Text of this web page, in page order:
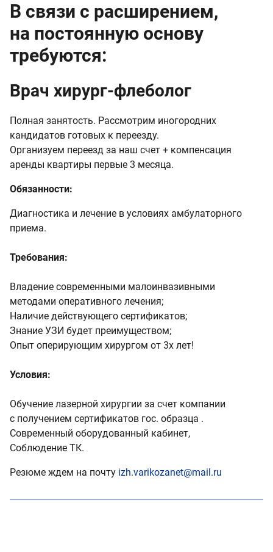
В связи с расширением,
на постоянную основу
требуются:
Врач хирург-флеболог
Полная занятость. Рассмотрим иногородних
кандидатов готовых к переезду.
Организуем переезд за наш счет + компенсация
аренды квартиры первые 3 месяца.
Обязанности:
Диагностика и лечение в условиях амбулаторного
приема.
Требования:
Владение современными малоинвазивными
методами оперативного лечения;
Наличие действующего сертификатов;
Знание УЗИ будет преимуществом;
Опыт оперирующим хирургом от 3х лет!
Условия:
Обучение лазерной хирургии за счет компании
с получением сертификатов гос. образца .
Современный оборудованный кабинет,
Соблюдение ТК.
Резюме ждем на почту izh.varikozanet@mail.ru